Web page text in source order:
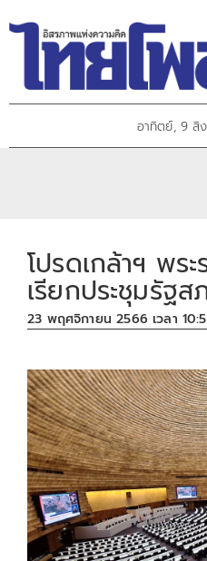
อาทิตย์, 9 สิ
โปรดเกล้าฯ พร
เรียกประชุมรัฐส
23 พฤศจิกายน 2566 เวลา